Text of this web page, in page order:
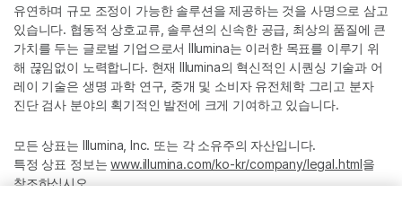
유연하며 규모 조정이 가능한 솔루션을 제공하는 것을 사명으로 삼고
있습니다. 협동적 상호교류, 솔루션의 신속한 공급, 최상의 품질에 큰
가치를 두는 글로벌 기업으로서 Illumina는 이러한 목표를 이루기 위
해 끊임없이 노력합니다. 현재 Illumina의 혁신적인 시퀀싱 기술과 어
레이 기술은 생명 과학 연구, 중개 및 소비자 유전체학 그리고 분자
진단 검사 분야의 획기적인 발전에 크게 기여하고 있습니다.
모든 상표는 Illumina, Inc. 또는 각 소유주의 자산입니다.
특정 상표 정보는www.illumina.com/ko-kr/company/legal.html을
참조하십시오.